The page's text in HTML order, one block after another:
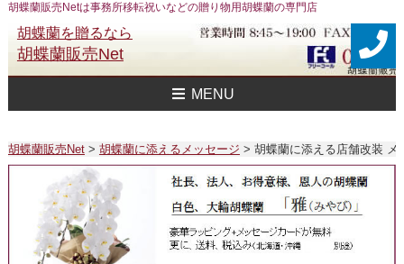
胡蝶蘭販売Netは事務所移転祝いなどの贈り物用胡蝶蘭の専門店
胡蝶蘭を贈るなら
胡蝶蘭販売Net
MENU
胡蝶蘭販売Net> 胡蝶蘭に添えるメッセージ > 胡蝶蘭に添える店舗改装 メ